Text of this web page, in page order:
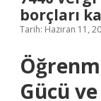
borçları
Tarih: Haziran 11,
Gücü